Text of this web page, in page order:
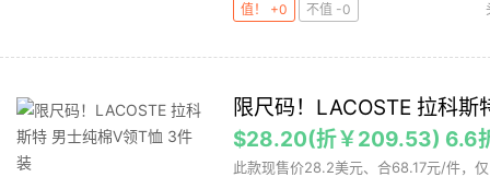
值！ +0
不值 -0
限尺码！LACOSTE 拉科
$28.20(折￥209.53) 6.6
此款现售价28.2美元、合68.17元/件，